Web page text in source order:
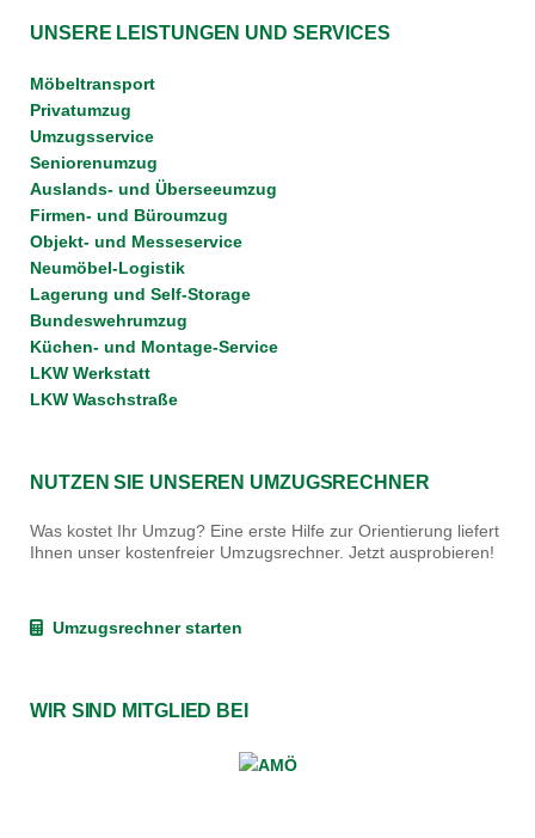
UNSERE LEISTUNGEN UND SERVICES
Möbeltransport
Privatumzug
Umzugsservice
Seniorenumzug
Auslands- und Überseeumzug
Firmen- und Büroumzug
Objekt- und Messeservice
Neumöbel-Logistik
Lagerung und Self-Storage
Bundeswehrumzug
Küchen- und Montage-Service
LKW Werkstatt
LKW Waschstraße
NUTZEN SIE UNSEREN UMZUGSRECHNER
Was kostet Ihr Umzug? Eine erste Hilfe zur Orientierung liefert
Ihnen unser kostenfreier Umzugsrechner. Jetzt ausprobieren!
Umzugsrechner starten
WIR SIND MITGLIED BEI